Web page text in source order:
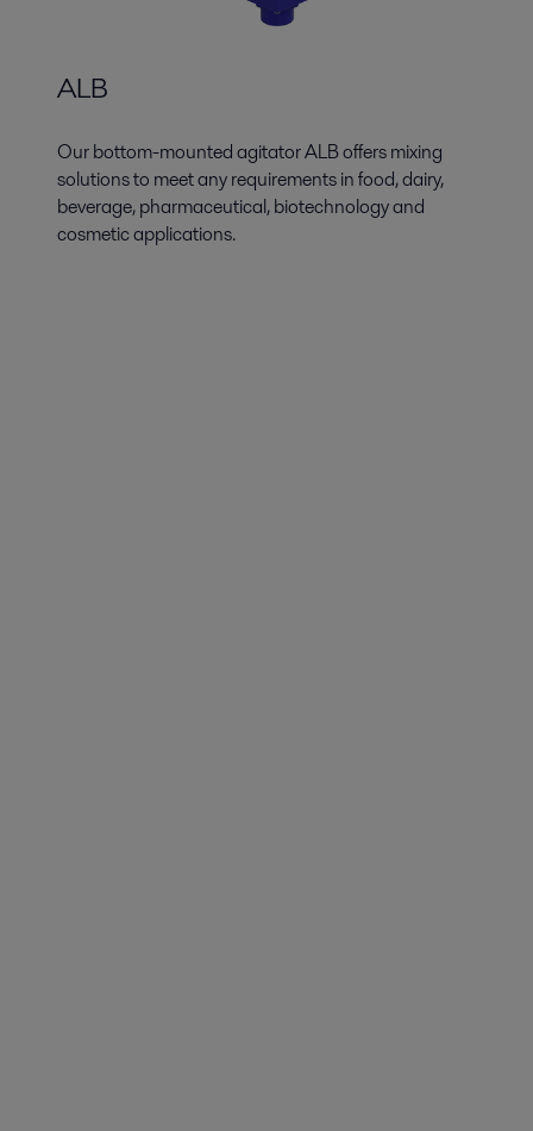
ALB
Our bottom-mounted agitator ALB offers mixing
solutions to meet any requirements in food, dairy,
beverage, pharmaceutical, biotechnology and
cosmetic applications.